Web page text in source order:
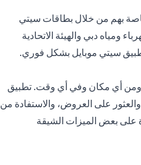
بهم من خلال بطاقات سيتي
ومياه دبي والهيئة الاتحادية
سيتي موبايل بشكل فوري.
ومن أي مكان وفي أي وقت. تطبيق
والعثور على العروض، والاستفادة من
على بعض الميزات الشيقة